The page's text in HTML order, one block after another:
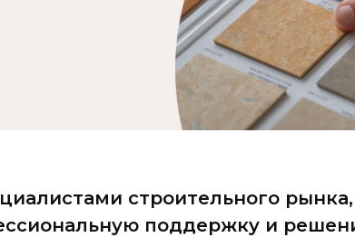
строительного рынка,
поддержку и